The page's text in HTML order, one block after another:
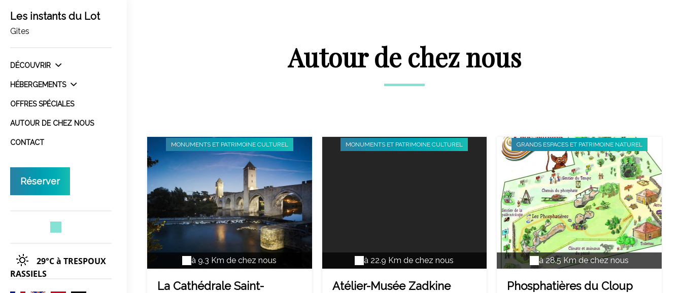
Les instants du Lot
Gîtes
DÉCOUVRIR
HÉBERGEMENTS
OFFRES SPÉCIALES
AUTOUR DE CHEZ NOUS
CONTACT
Réserver
29°Cà TRESPOUX
RASSIELS
Autour de chez nous
MONUMENTS ET PATRIMOINE CULTUREL
à 9.3 Km de chez nous
La Cathédrale Saint-
MONUMENTS ET PATRIMOINE CULTUREL
à 22.9 Km de chez nous
Atélier-Musée Zadkine
GRANDS ESPACES ET PATRIMOINE NATUREL
à 28.5 Km de chez nous
Phosphatières du Cloup